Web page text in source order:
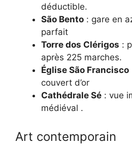
déductible.
São Bento : gare en
parfait
Torre dos Clérigos :
après 225 marches.
Église São Francisco
couvert d’or
Cathédrale Sé : vue
médiéval .
Art contemporain